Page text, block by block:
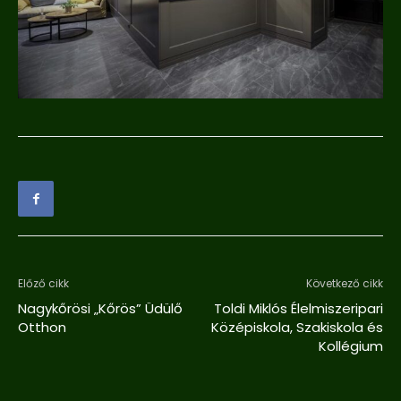
Előző cikk
Nagykőrösi „Kőrös” Üdülő
Otthon
Következő cikk
Toldi Miklós Élelmiszeripari
Középiskola, Szakiskola és
Kollégium